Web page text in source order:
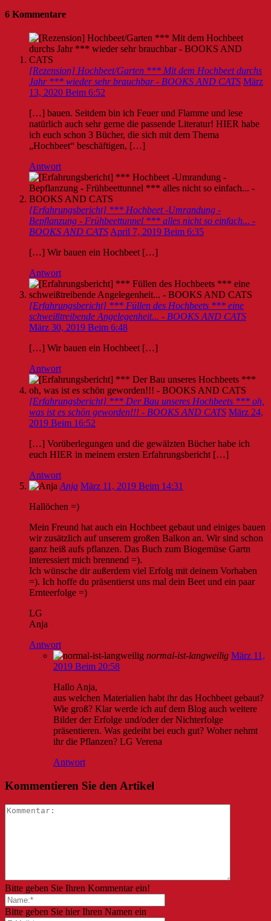
6 Kommentare
[Rezension] Hochbeet/Garten *** Mit dem Hochbeet durchs
Jahr *** wieder sehr brauchbar - BOOKS AND CATS März
13, 2020 Beim 6:52
[…] bauen. Seitdem bin ich Feuer und Flamme und lese
natürlich auch sehr gerne die passende Literatur! HIER habe
ich euch schon 3 Bücher, die sich mit dem Thema
„Hochbeet“ beschäftigen, […]
Antwort
[Erfahrungsbericht] *** Hochbeet -Umrandung -
Bepflanzung - Frühbeettunnel *** alles nicht so einfach... -
BOOKS AND CATS April 7, 2019 Beim 6:35
[…] Wir bauen ein Hochbeet […]
Antwort
[Erfahrungsbericht] *** Füllen des Hochbeets *** eine
schweißtreibende Angelegenheit... - BOOKS AND CATS
März 30, 2019 Beim 6:48
[…] Wir bauen ein Hochbeet […]
Antwort
[Erfahrungsbericht] *** Der Bau unseres Hochbeets *** oh,
was ist es schön geworden!!! - BOOKS AND CATS März 24,
2019 Beim 16:52
[…] Vorüberlegungen und die gewälzten Bücher habe ich
euch HIER in meinem ersten Erfahrungsbericht […]
Antwort
Anja März 11, 2019 Beim 14:31
Hallöchen =)
Mein Freund hat auch ein Hochbeet gebaut und einiges bauen
wir zusätzlich auf unserem großen Balkon an. Wir sind schon
ganz heiß aufs pflanzen. Das Buch zum Biogemüse Gartn
interessiert mich brennend =).
Ich wünsche dir außerdem viel Erfolg mit deinem Vorhaben
=). Ich hoffe du präsentierst uns mal dein Beet und ein paar
Ernteerfolge =)
LG
Anja
Antwort
normal-ist-langweilig März 11,
2019 Beim 20:58
Hallo Anja,
aus welchen Materialien habt ihr das Hochbeet gebaut?
Wie groß? Klar werde ich auf dem Blog auch weitere
Bilder der Erfolge und/oder der Nichterfolge
präsentieren. Was gedeiht bei euch gut? Woher nehmt
ihr die Pflanzen? LG Verena
Antwort
Kommentieren Sie den Artikel
Bitte geben Sie Ihren Kommentar ein!
Bitte geben Sie hier Ihren Namen ein